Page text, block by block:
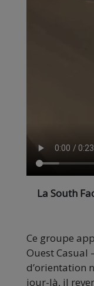
La South
Ce groupe
Ouest Casual
d’orientation
jour-là, il